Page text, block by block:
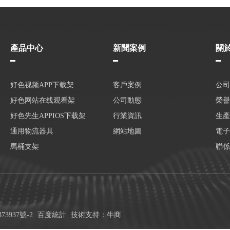
產品中心
好色视频APP下载架
好色网站在线观看架
好色先生APPIOS下载架
通用物流器具
馬桶支架
新聞案例
客戶案例
公司動態
行業資訊
網站地圖
關
公
榮
生
電
聯
號-2 百度統計 技術支持：牛商